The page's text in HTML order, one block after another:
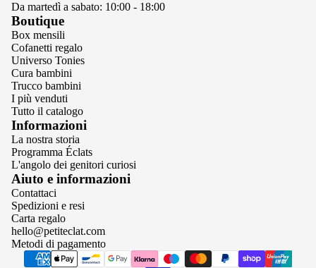
Da martedì a sabato: 10:00 - 18:00
Boutique
Box mensili
Cofanetti regalo
Universo Tonies
Cura bambini
Trucco bambini
I più venduti
Tutto il catalogo
Informazioni
La nostra storia
Programma Éclats
L'angolo dei genitori curiosi
Aiuto e informazioni
Contattaci
Spedizioni e resi
Carta regalo
hello@petiteclat.com
Metodi di pagamento
Informativa sulla privacy
Termini e condizioni del servizio
Informativa sui rimborsi
Informativa sulle spedizioni
Informativa legale